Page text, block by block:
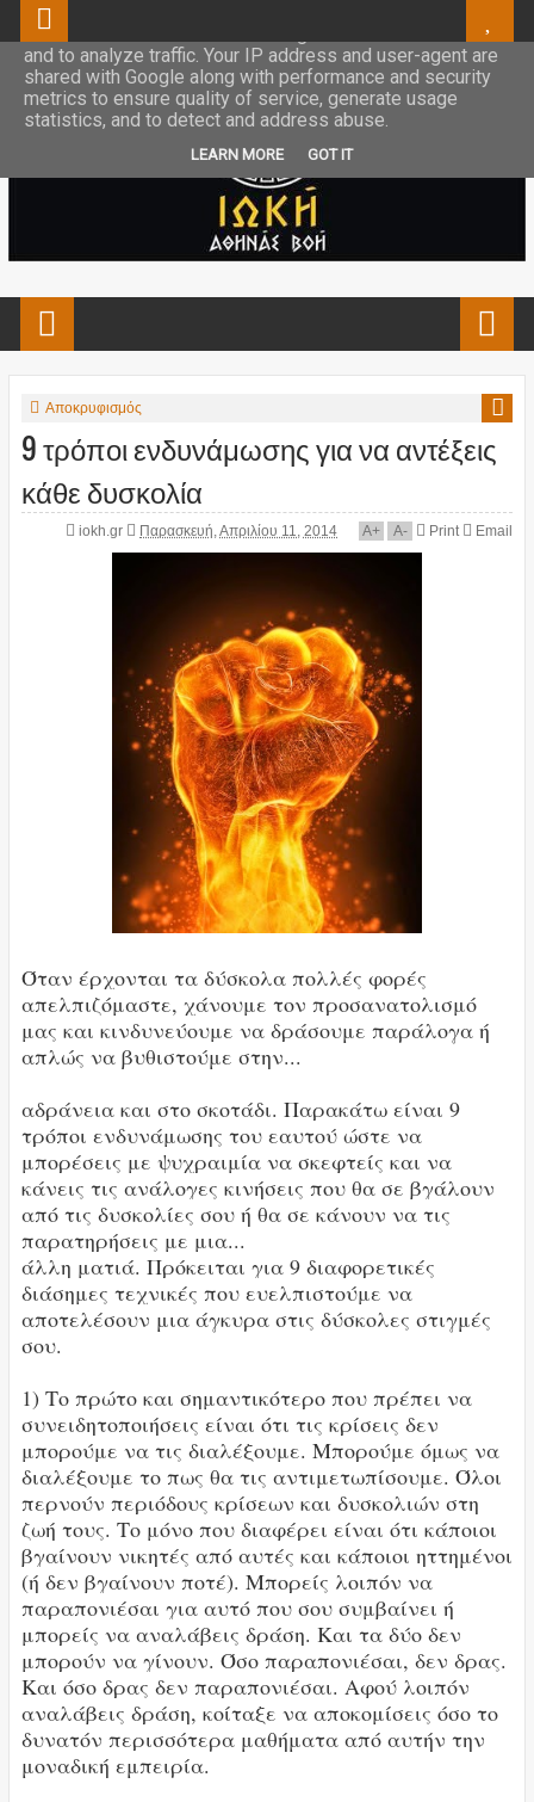
Αποκρυφισμός
9 τρόποι ενδυνάμωσης για να αντέξεις
κάθε δυσκολία
iokh.gr Παρασκευή, Απριλίου 11, 2014 A+ A- Print Email
Όταν έρχονται τα δύσκολα πολλές φορές
απελπιζόμαστε, χάνουμε τον προσανατολισμό
μας και κινδυνεύουμε να δράσουμε παράλογα ή
απλώς να βυθιστούμε στην...
αδράνεια και στο σκοτάδι. Παρακάτω είναι 9
τρόποι ενδυνάμωσης του εαυτού ώστε να
μπορέσεις με ψυχραιμία να σκεφτείς και να
κάνεις τις ανάλογες κινήσεις που θα σε βγάλουν
από τις δυσκολίες σου ή θα σε κάνουν να τις
παρατηρήσεις με μια...
άλλη ματιά. Πρόκειται για 9 διαφορετικές
διάσημες τεχνικές που ευελπιστούμε να
αποτελέσουν μια άγκυρα στις δύσκολες στιγμές
σου.
1) Το πρώτο και σημαντικότερο που πρέπει να
συνειδητοποιήσεις είναι ότι τις κρίσεις δεν
μπορούμε να τις διαλέξουμε. Μπορούμε όμως να
διαλέξουμε το πως θα τις αντιμετωπίσουμε. Όλοι
περνούν περιόδους κρίσεων και δυσκολιών στη
ζωή τους. Το μόνο που διαφέρει είναι ότι κάποιοι
βγαίνουν νικητές από αυτές και κάποιοι ηττημένοι
(ή δεν βγαίνουν ποτέ). Μπορείς λοιπόν να
παραπονιέσαι για αυτό που σου συμβαίνει ή
μπορείς να αναλάβεις δράση. Και τα δύο δεν
μπορούν να γίνουν. Όσο παραπονιέσαι, δεν δρας.
Και όσο δρας δεν παραπονιέσαι. Αφού λοιπόν
αναλάβεις δράση, κοίταξε να αποκομίσεις όσο το
δυνατόν περισσότερα μαθήματα από αυτήν την
μοναδική εμπειρία.
This site uses cookies from Google to deliver its services
and to analyze traffic. Your IP address and user-agent are
shared with Google along with performance and security
metrics to ensure quality of service, generate usage
statistics, and to detect and address abuse.
LEARN MORE GOT IT